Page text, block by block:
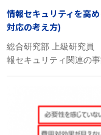
情報セキュリティを高
対応の考え方)
総合研究部 上級研究員
報セキュリティ関連の